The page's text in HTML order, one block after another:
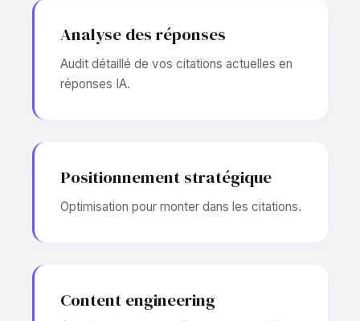
Analyse des réponses
Audit détaillé de vos citations actuelles en
réponses IA.
Positionnement stratégique
Optimisation pour monter dans les citations.
Content engineering